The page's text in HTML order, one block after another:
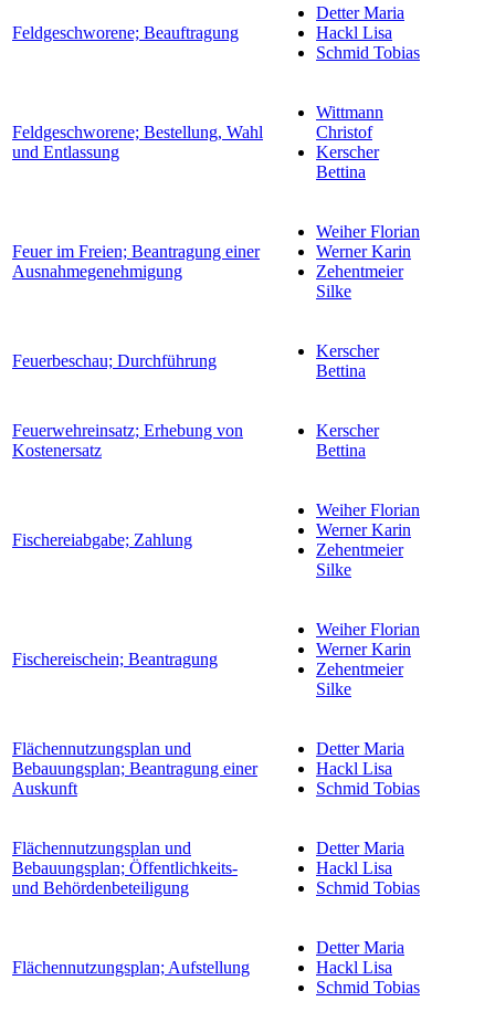
Feldgeschworene; Beauftragung
Detter Maria
Hackl Lisa
Schmid Tobias
Feldgeschworene; Bestellung, Wahl
und Entlassung
Wittmann
Christof
Kerscher
Bettina
Feuer im Freien; Beantragung einer
Ausnahmegenehmigung
Weiher Florian
Werner Karin
Zehentmeier
Silke
Feuerbeschau; Durchführung
Kerscher
Bettina
Feuerwehreinsatz; Erhebung von
Kostenersatz
Kerscher
Bettina
Fischereiabgabe; Zahlung
Weiher Florian
Werner Karin
Zehentmeier
Silke
Fischereischein; Beantragung
Weiher Florian
Werner Karin
Zehentmeier
Silke
Flächennutzungsplan und
Bebauungsplan; Beantragung einer
Auskunft
Detter Maria
Hackl Lisa
Schmid Tobias
Flächennutzungsplan und
Bebauungsplan; Öffentlichkeits-
und Behördenbeteiligung
Detter Maria
Hackl Lisa
Schmid Tobias
Flächennutzungsplan; Aufstellung
Detter Maria
Hackl Lisa
Schmid Tobias